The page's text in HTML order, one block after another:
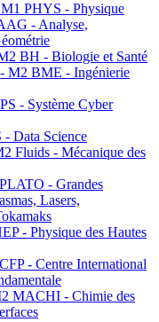
PHYS - Physique
- Analyse,
BH - Biologie et Santé
M2 BME - Ingénierie
- Système Cyber
Data Science
Fluids - Mécanique des
- Grandes
Lasers,
- Physique des Hautes
- Centre International
MACHI - Chimie des